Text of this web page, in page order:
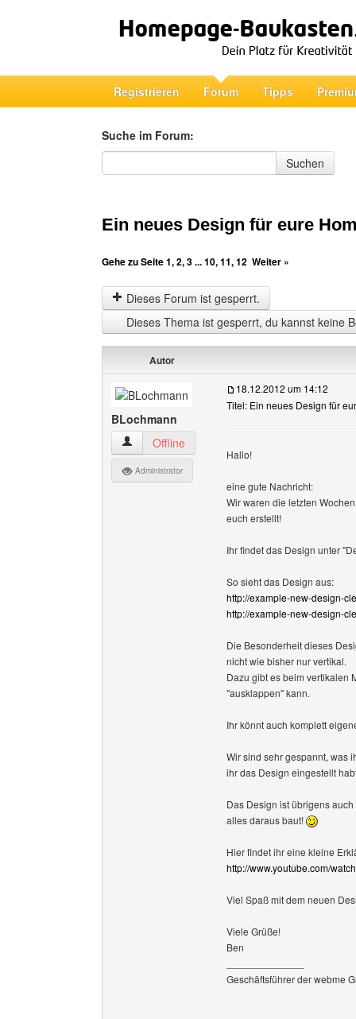
Registrieren Forum Tipps
Suche im Forum:
Suche im Forum
Suchen
Ein neues Design für eure
Gehe zu Seite1,2,3...10,11,12 Weiter »
Dieses Forum ist gesperrt.
Dieses Thema ist gesperrt, du kannst keine
Autor
BLochmann
BLochmann Benutzer-Profile anzeigen
Offline
Administrator
18.12.2012 um 14:12
Titel: Ein neues Design für
Hallo!
eine gute Nachricht:
Wir waren die letzten
euch erstellt!
Ihr findet das Design unter
So sieht das Design aus:
http://example-new-design-
http://example-new-design-
Die Besonderheit dieses
nicht wie bisher nur vertikal.
Dazu gibt es beim vertikalen
"ausklappen" kann.
Ihr könnt auch komplett
Wir sind sehr gespannt, was
ihr das Design eingestellt
Das Design ist übrigens
alles daraus baut!
Hier findet ihr eine kleine
http://www.youtube.com/
Viel Spaß mit dem neuen
Viele Grüße!
Ben
Geschäftsführer der webme